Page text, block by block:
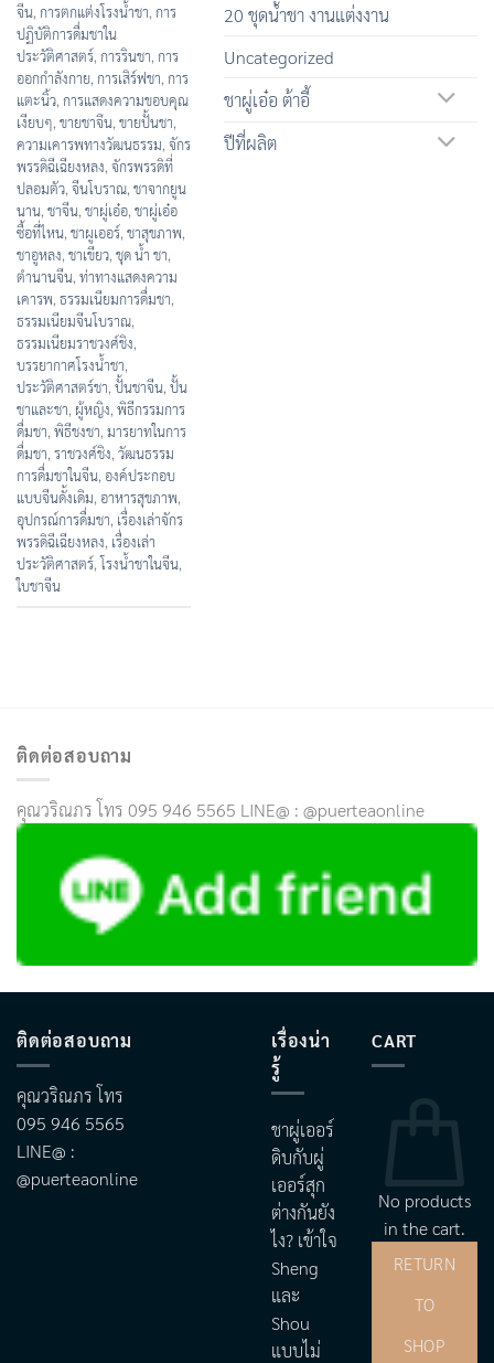
จีน, การตกแต่งโรงน้ำชา, การ
ปฏิบัติการดื่มชาใน
ประวัติศาสตร์, การรินชา, การ
ออกกำลังกาย, การเสิร์ฟชา, การ
แตะนิ้ว, การแสดงความขอบคุณ
เงียบๆ, ขายชาจึน, ขายปั้นชา,
ความเคารพทางวัฒนธรรม, จักร
พรรดิฉีเฉียงหลง, จักรพรรดิที่
ปลอมตัว, จีนโบราณ, ชาจากยูน
นาน, ชาจีน, ชาผู่เอ๋อ, ชาผู่เอ๋อ
ซื้อที่ไหน, ชาผูเออร์, ชาสุขภาพ,
ชาอูหลง, ชาเขียว, ชุด น้ำ ชา,
ตำนานจีน, ท่าทางแสดงความ
เคารพ, ธรรมเนียมการดื่มชา,
ธรรมเนียมจีนโบราณ,
ธรรมเนียมราชวงศ์ชิง,
บรรยากาศโรงน้ำชา,
ประวัติศาสตร์ชา, ปั้นชาจีน, ปั้น
ชาและชา, ผู้หญิง, พิธีกรรมการ
ดื่มชา, พิธีชงชา, มารยาทในการ
ดื่มชา, ราชวงศ์ชิง, วัฒนธรรม
การดื่มชาในจีน, องค์ประกอบ
แบบจีนดั้งเดิม, อาหารสุขภาพ,
อุปกรณ์การดื่มชา, เรื่องเล่าจักร
พรรดิฉีเฉียงหลง, เรื่องเล่า
ประวัติศาสตร์,โรงน้ำชาในจีน,
ใบชาจีน
20 ชุดน้ำชา งานแต่งงาน
Uncategorized
ชาผู่เอ๋อ ต้าอี้
ปีที่ผลิต
ติดต่อสอบถาม
คุณวริณภร โทร 095 946 5565 LINE@ : @puerteaonline
ติดต่อสอบถาม
คุณวริณภร โทร
095 946 5565
LINE@ :
@puerteaonline
เรื่องน่า
รู้
ชาผู่เออร์
ดิบกับผู่
เออร์สุก
ต่างกันยัง
ไง? เข้าใจ
Sheng
และ
Shou
แบบไม่
CART
No products
in the cart.
RETURN
TO
SHOP